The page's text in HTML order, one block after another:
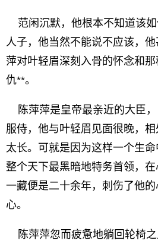
范闲沉默，他根本不知道该
人子，他当然不能说不应该，
萍对叶轻眉深刻入骨的怀念和
仇**。
陈萍萍是皇帝最亲近的大臣，
服侍，他与叶轻眉见面很晚，
太长。可就是因为这样一个生命
整个天下最黑暗地特务首领，在
一藏便是二十余年，刺伤了他
心。
陈萍萍忽而疲惫地躺回轮椅之